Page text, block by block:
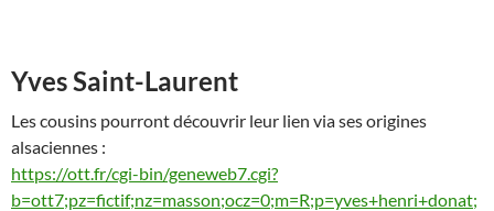
Yves Saint-Laurent
Les cousins pourront découvrir leur lien via ses origines
alsaciennes :
https://ott.fr/cgi-bin/geneweb7.cgi?
b=ott7;pz=fictif;nz=masson;ocz=0;m=R;p=yves+henri+donat;